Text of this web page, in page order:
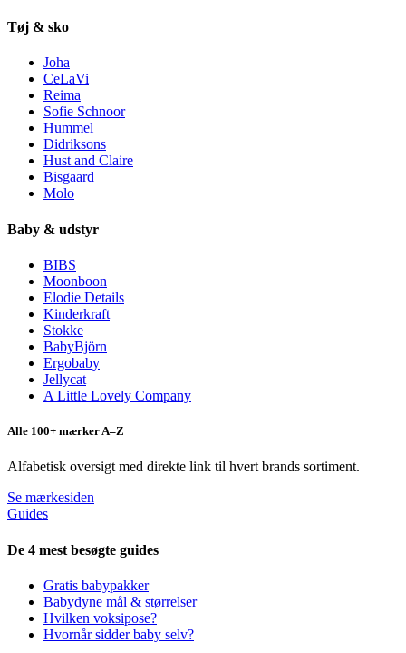
Tøj & sko
Joha
CeLaVi
Reima
Sofie Schnoor
Hummel
Didriksons
Hust and Claire
Bisgaard
Molo
Baby & udstyr
BIBS
Moonboon
Elodie Details
Kinderkraft
Stokke
BabyBjörn
Ergobaby
Jellycat
A Little Lovely Company
Alle 100+ mærker A–Z
Alfabetisk oversigt med direkte link til hvert brands sortiment.
Se mærkesiden
Guides
De 4 mest besøgte guides
Gratis babypakker
Babydyne mål & størrelser
Hvilken voksipose?
Hvornår sidder baby selv?